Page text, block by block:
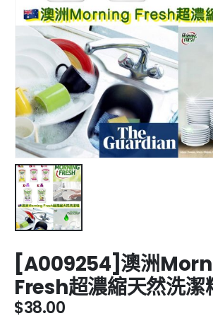
[A009254]澳洲
Fresh超濃縮天然洗潔
$38.00